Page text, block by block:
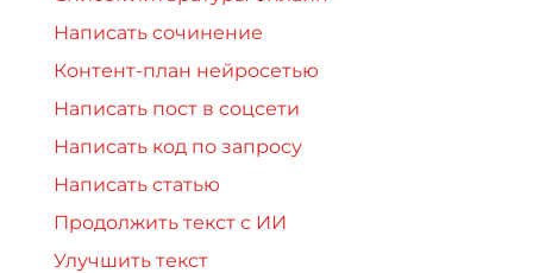
Написать сочинение
Контент-план нейросетью
Написать пост в соцсети
Написать код по запросу
Написать статью
Продолжить текст с ИИ
Улучшить текст